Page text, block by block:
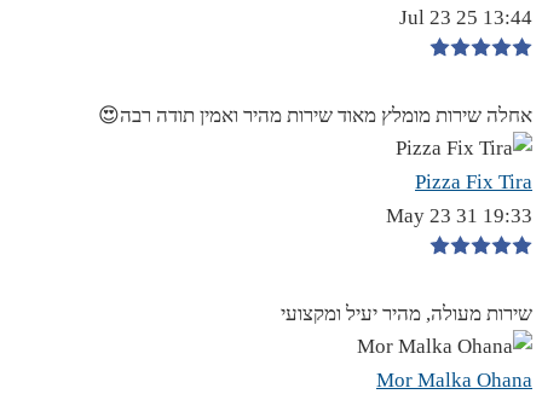
13:44 25 Jul 23
אחלה שירות מומלץ מאוד שירות מהיר ואמין תודה רבה😍
Pizza Fix Tira
19:33 31 May 23
שירות מעולה, מהיר יעיל ומקצועי
Mor Malka Ohana